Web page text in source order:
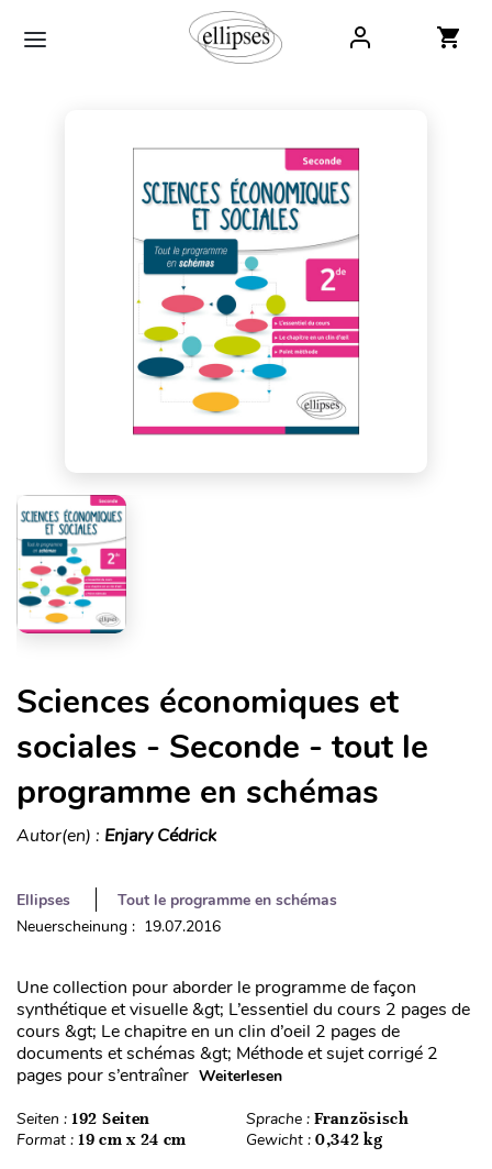
Sciences économiques et
sociales - Seconde - tout le
programme en schémas
Autor(en) : Enjary Cédrick
Ellipses
Tout le programme en schémas
Neuerscheinung : 19.07.2016
Une collection pour aborder le programme de façon
synthétique et visuelle &gt; L’essentiel du cours 2 pages de
cours &gt; Le chapitre en un clin d’oeil 2 pages de
documents et schémas &gt; Méthode et sujet corrigé 2
pages pour s’entraîner Weiterlesen
Seiten : 192 Seiten Sprache : Französisch
Format : 19 cm x 24 cm Gewicht : 0,342 kg